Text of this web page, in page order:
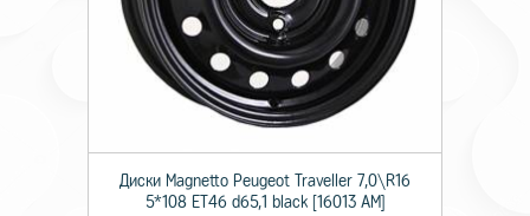
Диски Magnetto Peugeot Traveller 7,0\R16
5*108 ET46 d65,1 black [16013 AM]